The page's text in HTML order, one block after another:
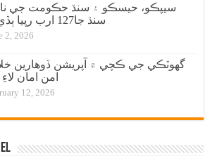
سيپڪو، حيسڪو ۽ سنڌ حڪومت جي
سنڌ جا127 ارب رپيا ٻڏي ويا؟
2, 2026
گهوٽڪي جي ڪچي ۾ آپريشن ڏوهارين
امن امان
12, 2026